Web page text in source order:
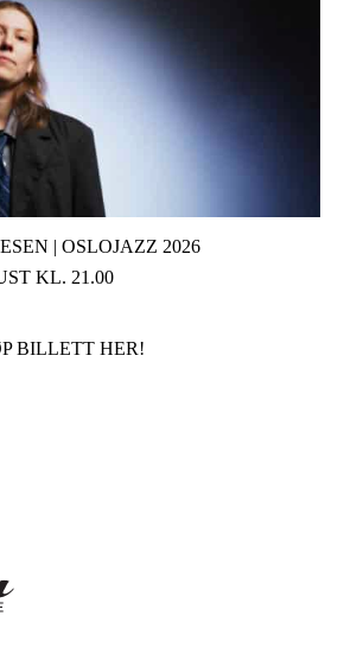
| OSLOJAZZ 2026
KL. 21.00
BILLETT HER!